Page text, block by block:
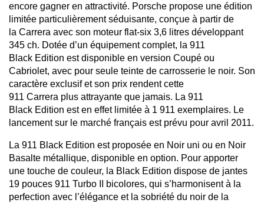
encore gagner en attractivité. Porsche propose une édition
limitée particulièrement séduisante, conçue à partir de
la Carrera avec son moteur flat-six 3,6 litres développant
345 ch. Dotée d’un équipement complet, la 911
Black Edition est disponible en version Coupé ou
Cabriolet, avec pour seule teinte de carrosserie le noir. Son
caractère exclusif et son prix rendent cette
911 Carrera plus attrayante que jamais. La 911
Black Edition est en effet limitée à 1 911 exemplaires. Le
lancement sur le marché français est prévu pour avril 2011.
La 911 Black Edition est proposée en Noir uni ou en Noir
Basalte métallique, disponible en option. Pour apporter
une touche de couleur, la Black Edition dispose de jantes
19 pouces 911 Turbo II bicolores, qui s’harmonisent à la
perfection avec l’élégance et la sobriété du noir de la